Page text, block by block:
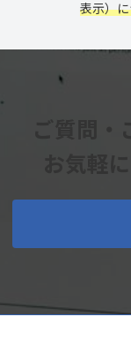
表示）
ご質問
お気軽